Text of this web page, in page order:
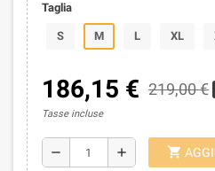
Taglia
S M L XL
186,15 € 219,00 €
Tasse incluse
remove add shopping_cart